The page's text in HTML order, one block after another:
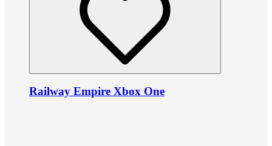
Railway Empire Xbox One